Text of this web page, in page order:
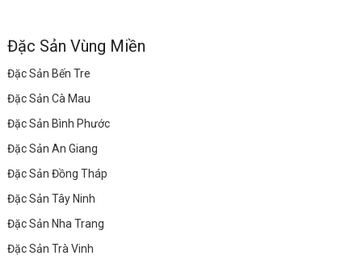
Đặc Sản Vùng Miền
Đặc Sản Bến Tre
Đặc Sản Cà Mau
Đặc Sản Bình Phước
Đặc Sản An Giang
Đặc Sản Đồng Tháp
Đặc Sản Tây Ninh
Đặc Sản Nha Trang
Đặc Sản Trà Vinh